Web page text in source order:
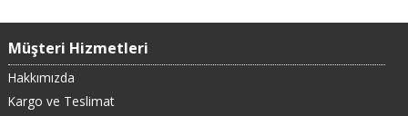
Müşteri Hizmetleri
Hakkımızda
Kargo ve Teslimat